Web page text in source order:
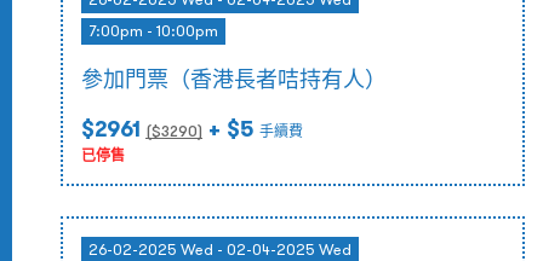
7:00pm - 10:00pm
參加門票（香港長者咭持有人）
$2961 ($3290) + $5 手續費
已停售
26-02-2025 Wed - 02-04-2025 Wed